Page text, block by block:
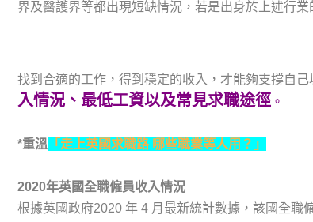
界及醫護界等都出現短缺情況，若是出身於上述行
找到合適的工作，得到穩定的收入，才能夠支撐自
入情況、最低工資以及常見求職途徑 。
*重溫 「走上英國求職路 哪些職業等人用？」
2020年英國全職僱員收入情況
根據英國政府2020 年 4 月最新統計數據，該國全